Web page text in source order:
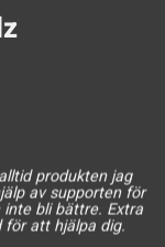
produkten jag
av supporten för
bli bättre. Extra
för att hjälpa dig.